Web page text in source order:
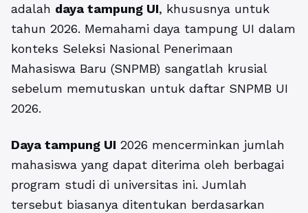
adalah daya tampung UI, khususnya untuk
tahun 2026. Memahami daya tampung UI dalam
konteks Seleksi Nasional Penerimaan
Mahasiswa Baru (SNPMB) sangatlah krusial
sebelum memutuskan untuk daftar SNPMB UI
2026.
Daya tampung UI 2026 mencerminkan jumlah
mahasiswa yang dapat diterima oleh berbagai
program studi di universitas ini. Jumlah
tersebut biasanya ditentukan berdasarkan